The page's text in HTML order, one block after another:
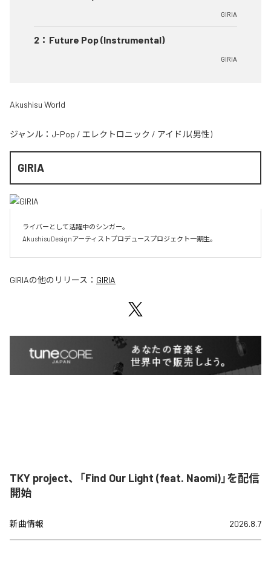
GIRIA
2 ： Future Pop (Instrumental)
GIRIA
Akushisu World
ジャンル： J-Pop / エレクトロニック / アイドル(男性)
GIRIA
ライバーとして活躍中のシンガー。
AkushisuDesignアーティストプロデュースプロジェクト一期生。
GIRIAの他のリリース： GIRIA
TKY project、「Find Our Light (feat. Naomi)」を配信
開始
新曲情報 2026.8.7